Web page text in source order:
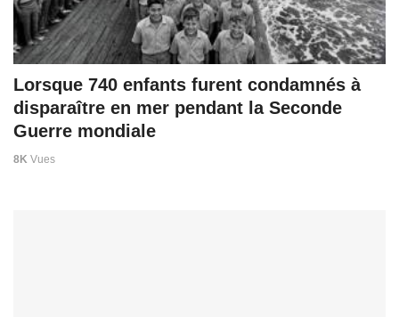
Lorsque 740 enfants furent condamnés à
disparaître en mer pendant la Seconde
Guerre mondiale
8K Vues